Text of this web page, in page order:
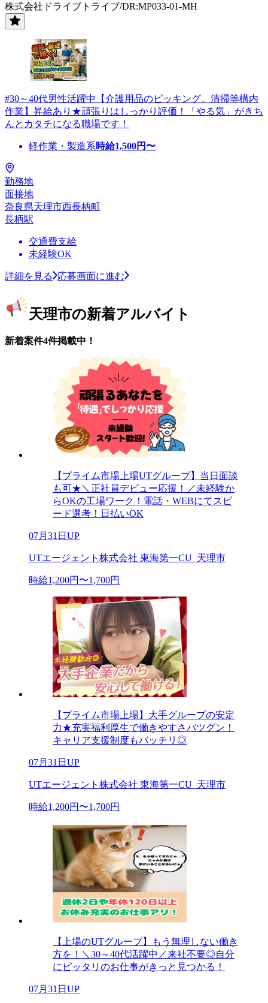
株式会社ドライブトライブ/DR:MP033-01-MH
#30～40代男性活躍中【介護用品のピッキング、清掃等構内
作業】昇給あり★頑張りはしっかり評価！「やる気」がきち
んとカタチになる職場です！
軽作業・製造系時給1,500円〜
勤務地
面接地
奈良県天理市西長柄町
長柄駅
交通費支給
未経験OK
詳細を見る 応募画面に進む
天理市の新着アルバイト
新着案件4件掲載中！
【プライム市場上場UTグループ】当日面談
も可★＼正社員デビュー応援！／未経験か
らOKの工場ワーク！電話・WEBにてスピ
ード選考！日払いOK
07月31日UP
UTエージェント株式会社 東海第一CU_天理市
時給1,200円〜1,700円
【プライム市場上場】大手グループの安定
力★充実福利厚生で働きやすさバツグン！
キャリア支援制度もバッチリ◎
07月31日UP
UTエージェント株式会社 東海第一CU_天理市
時給1,200円〜1,700円
【上場のUTグループ】もう無理しない働き
方を！＼30～40代活躍中／来社不要◎自分
にピッタリのお仕事がきっと見つかる！
07月31日UP